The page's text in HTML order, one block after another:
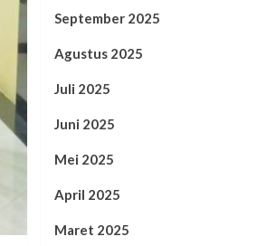
September 2025
Agustus 2025
Juli 2025
Juni 2025
Mei 2025
April 2025
Maret 2025